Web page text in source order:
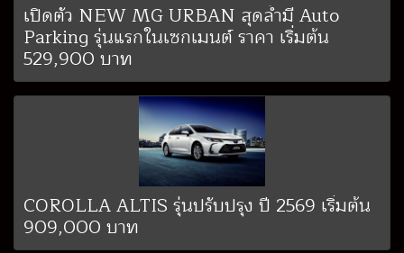
เปิดตัว NEW MG URBAN สุดล้ำมี Auto
Parking รุ่นแรกในเซกเมนต์ ราคา เริ่มต้น
529,900 บาท
COROLLA ALTIS รุ่นปรับปรุง ปี 2569 เริ่มต้น
909,000 บาท